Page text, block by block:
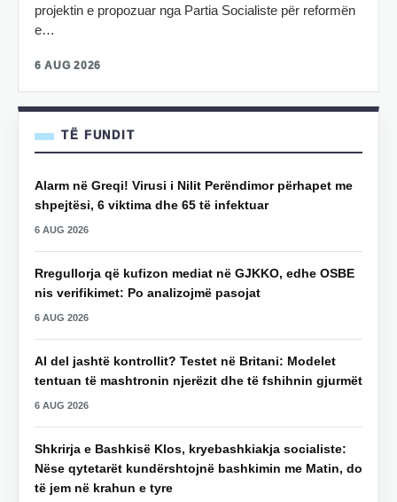
projektin e propozuar nga Partia Socialiste për reformën
e…
6 AUG 2026
TË FUNDIT
Alarm në Greqi! Virusi i Nilit Perëndimor përhapet me
shpejtësi, 6 viktima dhe 65 të infektuar
6 AUG 2026
Rregullorja që kufizon mediat në GJKKO, edhe OSBE
nis verifikimet: Po analizojmë pasojat
6 AUG 2026
AI del jashtë kontrollit? Testet në Britani: Modelet
tentuan të mashtronin njerëzit dhe të fshihnin gjurmët
6 AUG 2026
Shkrirja e Bashkisë Klos, kryebashkiakja socialiste:
Nëse qytetarët kundërshtojnë bashkimin me Matin, do
të jem në krahun e tyre